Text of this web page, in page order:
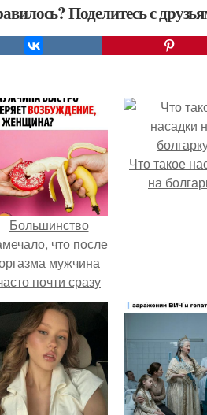
Поделитесь с
Большинство
что после
мужчина
почти сразу
теряет
тогда
как женщина может
сохранять
возбуждение.
Что такое
на